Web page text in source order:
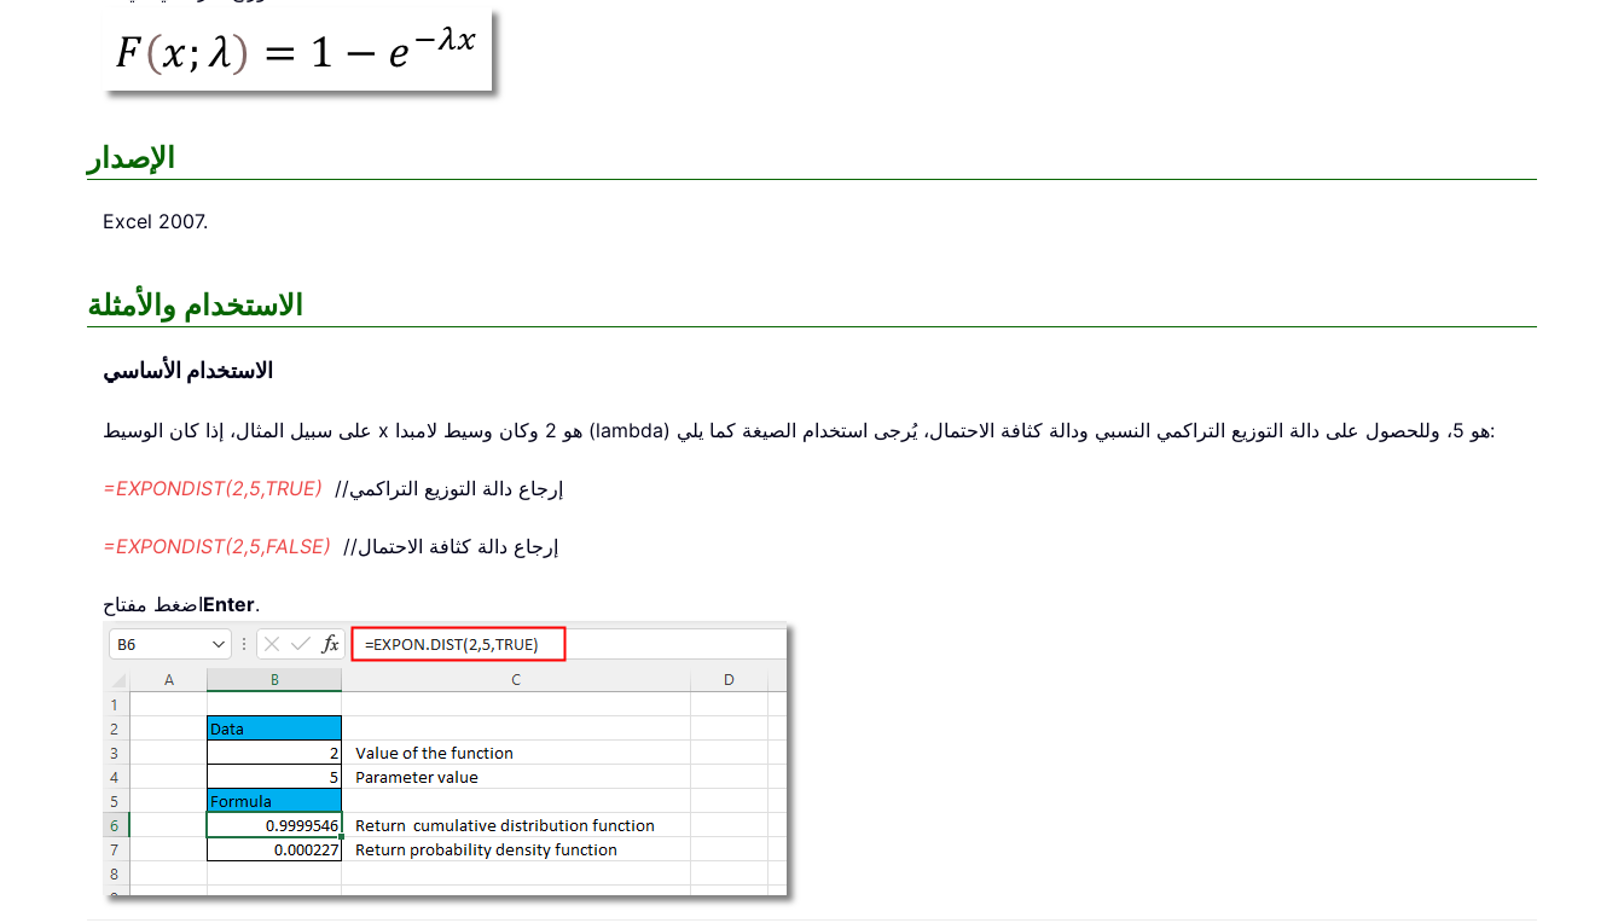
الإصدار
Excel 2007.
الاستخدام والأمثلة
الاستخدام الأساسي
على سبيل المثال، إذا كان الوسيط x هو 2 وكان وسيط لامبدا (lambda) هو 5، وللحصول على دالة التوزيع التراكمي النسبي ودالة كثافة الاحتمال، يُرجى استخدام الصيغة كما يلي:
=EXPONDIST(2,5,TRUE) //إرجاع دالة التوزيع التراكمي
=EXPONDIST(2,5,FALSE) //إرجاع دالة كثافة الاحتمال
اضغط مفتاحEnter.